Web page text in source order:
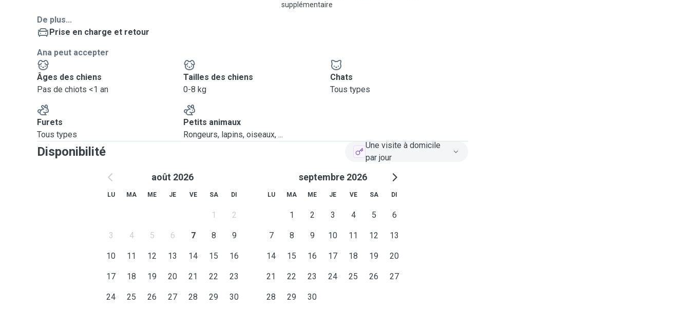
supplémentaire
De plus...
Prise en charge et retour
Ana peut accepter
Âges des chiens
Pas de chiots <1 an
Tailles des chiens
0-8 kg
Chats
Tous types
Furets
Tous types
Petits animaux
Rongeurs, lapins, oiseaux, ...
Disponibilité
Une visite à domicile
par jour
août 2026
LU MA ME JE VE SA DI
1 2
3 4 5 6 7 8 9
10 11 12 13 14 15 16
17 18 19 20 21 22 23
24 25 26 27 28 29 30
septembre 2026
LU MA ME JE VE SA DI
1 2 3 4 5 6
7 8 9 10 11 12 13
14 15 16 17 18 19 20
21 22 23 24 25 26 27
28 29 30